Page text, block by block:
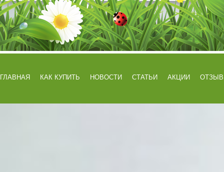
ГЛАВНАЯ КАК КУПИТЬ НОВОСТИ СТАТЬИ АКЦИИ